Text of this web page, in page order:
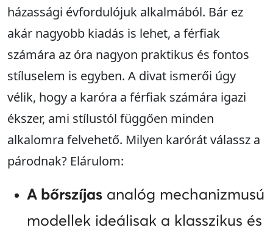
házassági évfordulójuk alkalmából. Bár ez
akár nagyobb kiadás is lehet, a férfiak
számára az óra nagyon praktikus és fontos
stíluselem is egyben. A divat ismerői úgy
vélik, hogy a karóra a férfiak számára igazi
ékszer, ami stílustól függően minden
alkalomra felvehető. Milyen karórát válassz a
párodnak? Elárulom:
A bőrszíjas analóg mechanizmusú
modellek ideálisak a klasszikus és